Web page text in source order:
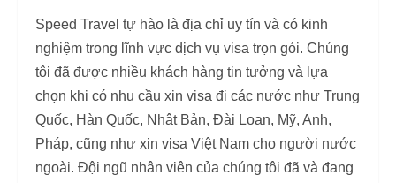
Speed Travel tự hào là địa chỉ uy tín và có kinh
nghiệm trong lĩnh vực dịch vụ visa trọn gói. Chúng
tôi đã được nhiều khách hàng tin tưởng và lựa
chọn khi có nhu cầu xin visa đi các nước như Trung
Quốc, Hàn Quốc, Nhật Bản, Đài Loan, Mỹ, Anh,
Pháp, cũng như xin visa Việt Nam cho người nước
ngoài. Đội ngũ nhân viên của chúng tôi đã và đang